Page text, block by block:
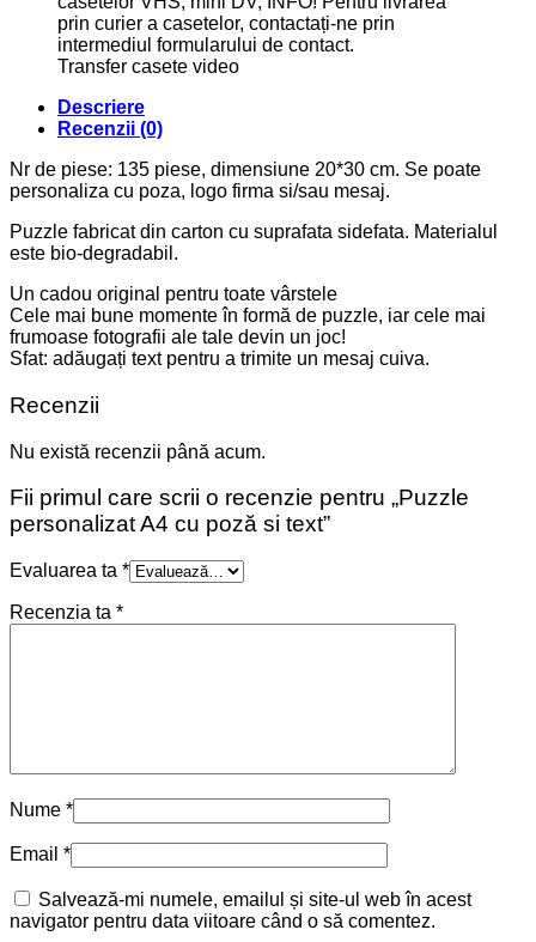
Transfer casete video
Descriere
Recenzii (0)
Nr de piese: 135 piese, dimensiune 20*30 cm. Se poate
personaliza cu poza, logo firma si/sau mesaj.
Puzzle fabricat din carton cu suprafata sidefata. Materialul
este bio-degradabil.
Un cadou original pentru toate vârstele
Cele mai bune momente în formă de puzzle, iar cele mai
frumoase fotografii ale tale devin un joc!
Sfat: adăugați text pentru a trimite un mesaj cuiva.
Recenzii
Nu există recenzii până acum.
Fii primul care scrii o recenzie pentru „Puzzle
personalizat A4 cu poză si text”
Evaluarea ta *
Recenzia ta *
Nume *
Email *
Salvează-mi numele, emailul și site-ul web în acest
navigator pentru data viitoare când o să comentez.